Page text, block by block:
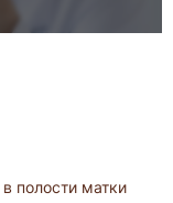
полости матки